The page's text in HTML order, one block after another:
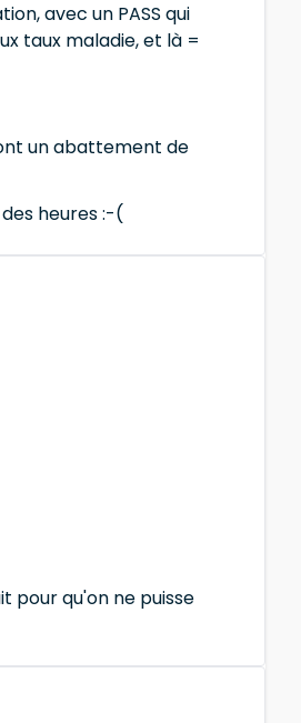
avec un PASS qui
taux maladie, et là =
un abattement de
heures :-(
pour qu'on ne puisse